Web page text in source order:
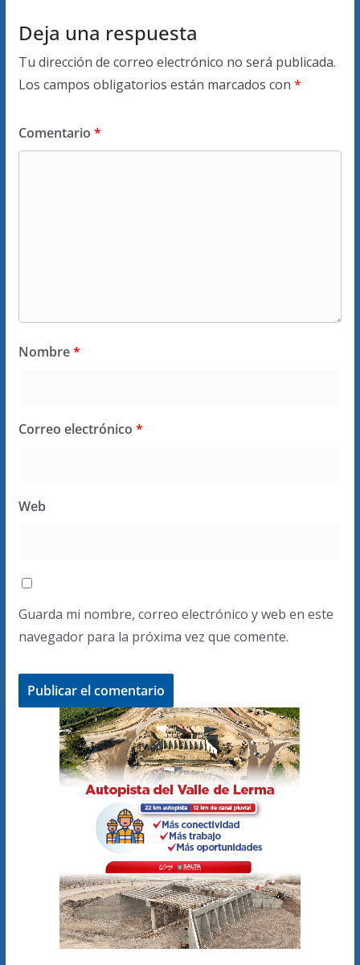
Deja una respuesta
Tu dirección de correo electrónico no será publicada.
Los campos obligatorios están marcados con *
Comentario *
Nombre*
Correo electrónico *
Web
Guarda mi nombre, correo electrónico y web en este
navegador para la próxima vez que comente.